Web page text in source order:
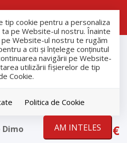
tip cookie pentru a personaliza
pe Website-ul nostru. Înainte
Website-ul nostru te rugăm
a citi și înțelege conținutul
navigării pe Website-
utilizării fişierelor de tip
Cookie.
Politica de Cookie
AM INTELES
Dimo 369.000€